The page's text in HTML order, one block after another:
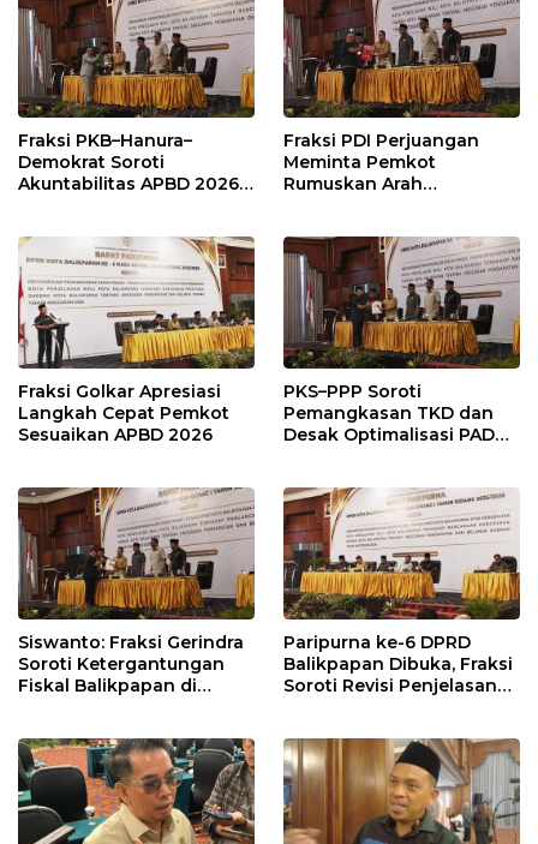
Fraksi PKB–Hanura–
Demokrat Soroti
Akuntabilitas APBD 2026
Modal
Fraksi PDI Perjuangan
Meminta Pemkot
Rumuskan Arah
Penyangga IKN
Fraksi Golkar Apresiasi
Langkah Cepat Pemkot
Sesuaikan APBD 2026
PKS–PPP Soroti
Pemangkasan TKD dan
Desak Optimalisasi PAD
Siswanto: Fraksi Gerindra
Soroti Ketergantungan
Fiskal Balikpapan di
Paripurna ke-6 DPRD
Balikpapan Dibuka, Fraksi
Soroti Revisi Penjelasan